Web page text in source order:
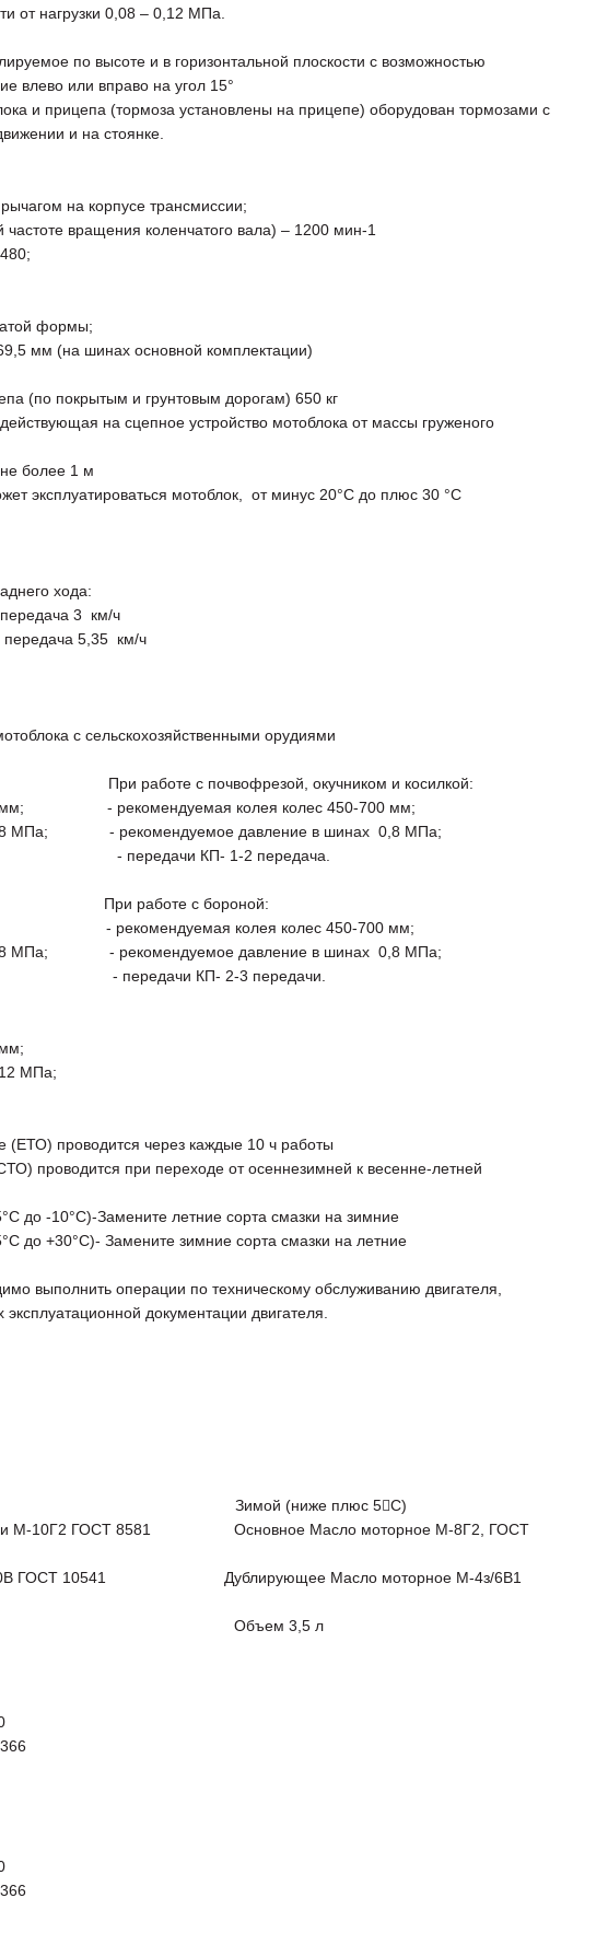
от нагрузки 0,08 – 0,12 МПа.
по высоте и в горизонтальной плоскости с возможностью
влево или вправо на угол 15°
и прицепа (тормоза установлены на прицепе) оборудован тормозами с
и на стоянке.
на корпусе трансмиссии;
вращения коленчатого вала) – 1200 мин-1
формы;
мм (на шинах основной комплектации)
(по покрытым и грунтовым дорогам) 650 кг
на сцепное устройство мотоблока от массы груженого
более 1 м
эксплуатироваться мотоблок, от минус 20°С до плюс 30 °С
хода:
3 км/ч
5,35 км/ч
с сельскохозяйственными орудиями
работе с почвофрезой, окучником и косилкой:
мм; - рекомендуемая колея колес 450-700 мм;
0,8 МПа; - рекомендуемое давление в шинах 0,8 МПа;
- передачи КП- 1-2 передача.
При работе с бороной:
мм; - рекомендуемая колея колес 450-700 мм;
0,8 МПа; - рекомендуемое давление в шинах 0,8 МПа;
- передачи КП- 2-3 передачи.
МПа;
(ЕТО) проводится через каждые 10 ч работы
проводится при переходе от осеннезимней к весенне-летней
до -10°С)-Замените летние сорта смазки на зимние
до +30°С)- Замените зимние сорта смазки на летние
выполнить операции по техническому обслуживанию двигателя,
документации двигателя.
Зимой (ниже плюс 5С)
или М-10Г2 ГОСТ 8581 Основное Масло моторное М-8Г2, ГОСТ
10В ГОСТ 10541 Дублирующее Масло моторное М-4з/6В1
Объем 3,5 л